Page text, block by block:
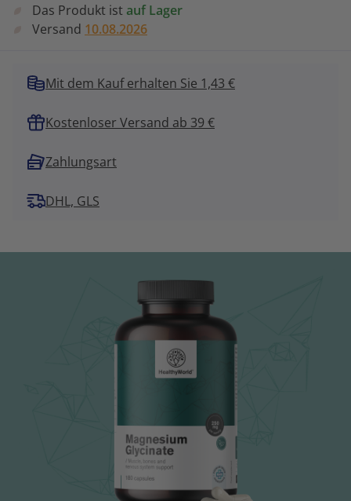
Das Produkt ist auf Lager
Versand 10.08.2026
Mit dem Kauf erhalten Sie 1,43 €
Kostenloser Versand ab 39 €
Zahlungsart
DHL, GLS